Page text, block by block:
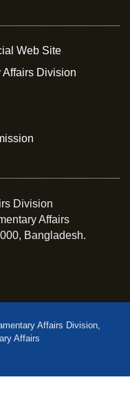
Web Site
Division
Division
Affairs
Bangladesh.
Affairs Division,
Affairs